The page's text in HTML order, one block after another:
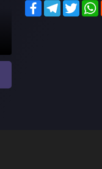
FacebookTelegram